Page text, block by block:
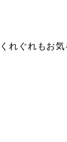
れぐれもお気